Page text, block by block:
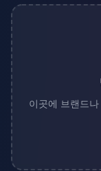
이곳에 브랜드